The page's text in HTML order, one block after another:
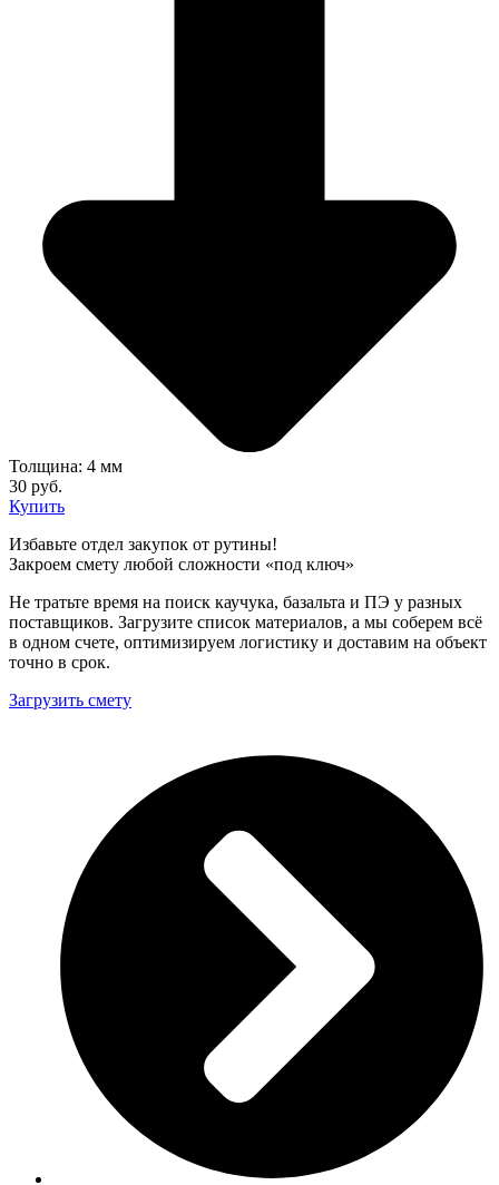
Толщина: 4 мм
30 руб.
Купить
Избавьте отдел закупок от рутины!
Закроем смету любой сложности «под ключ»
Не тратьте время на поиск каучука, базальта и ПЭ у разных
поставщиков. Загрузите список материалов, а мы соберем всё
в одном счете, оптимизируем логистику и доставим на объект
точно в срок.
Загрузить смету